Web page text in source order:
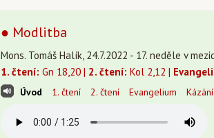
● Modlitba
Mons. Tomáš Halík, 24.7.2022 - 17. neděle v
1. čtení: Gn 18,20 | 2. čtení: Kol 2,12 |
Úvod 1. čtení 2. čtení Evangelium Kázání